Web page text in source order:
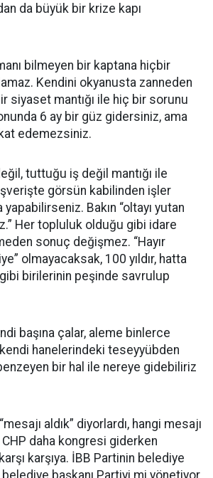
da büyük bir krize kapı
bilmeyen bir kaptana hiçbir
Kendini okyanusta zanneden
siyaset mantığı ile hiç bir sorunu
6 ay bir güz gidersiniz, ama
edemezsiniz.
tuttuğu iş değil mantığı ile
görsün kabilinden işler
yapabilirseniz. Bakın “oltayı yutan
Her topluluk olduğu gibi idare
sonuç değişmez. “Hayır
olmayacaksak, 100 yıldır, hatta
gibi birilerinin peşinde savrulup
başına çalar, aleme binlerce
hanelerindeki teseyyübden
bir hal ile nereye gidebiliriz
aldık” diyorlardı, hangi mesajı
CHP daha kongresi giderken
karşıya. İBB Partinin belediye
belediye başkanı Partiyi mi yönetiyor.